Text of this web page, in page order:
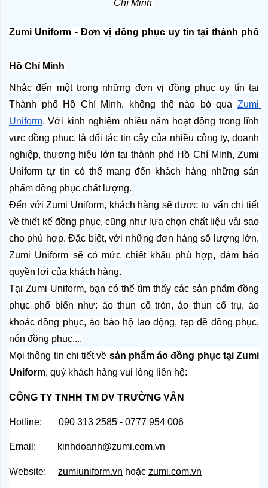
Chí Minh
Zumi Uniform - Đơn vị đồng phục uy tín tại thành phố
Hồ Chí Minh
Nhắc đến một trong những đơn vị đồng phục uy tín tại
Thành phố Hồ Chí Minh, không thể nào bỏ qua Zumi
Uniform. Với kinh nghiệm nhiều năm hoạt động trong lĩnh
vực đồng phục, là đối tác tin cậy của nhiều công ty, doanh
nghiệp, thương hiệu lớn tại thành phố Hồ Chí Minh, Zumi
Uniform tự tin có thể mang đến khách hàng những sản
phẩm đồng phục chất lượng.
Đến với Zumi Uniform, khách hàng sẽ được tư vấn chi tiết
về thiết kế đồng phục, cũng như lựa chọn chất liệu vải sao
cho phù hợp. Đặc biệt, với những đơn hàng số lượng lớn,
Zumi Uniform sẽ có mức chiết khấu phù hợp, đảm bảo
quyền lợi của khách hàng.
Tại Zumi Uniform, bạn có thể tìm thấy các sản phẩm đồng
phục phổ biến như: áo thun cổ tròn, áo thun cổ trụ, áo
khoác đồng phục, áo bảo hộ lao động, tạp dề đồng phục,
nón đồng phục,...
Mọi thông tin chi tiết về sản phẩm áo đồng phục tại Zumi
Uniform, quý khách hàng vui lòng liên hệ:
CÔNG TY TNHH TM DV TRƯỜNG VÂN
Hotline:       090 313 2585 - 0777 954 006
Email:         kinhdoanh@zumi.com.vn
Website: zumiuniform.vn hoặc zumi.com.vn